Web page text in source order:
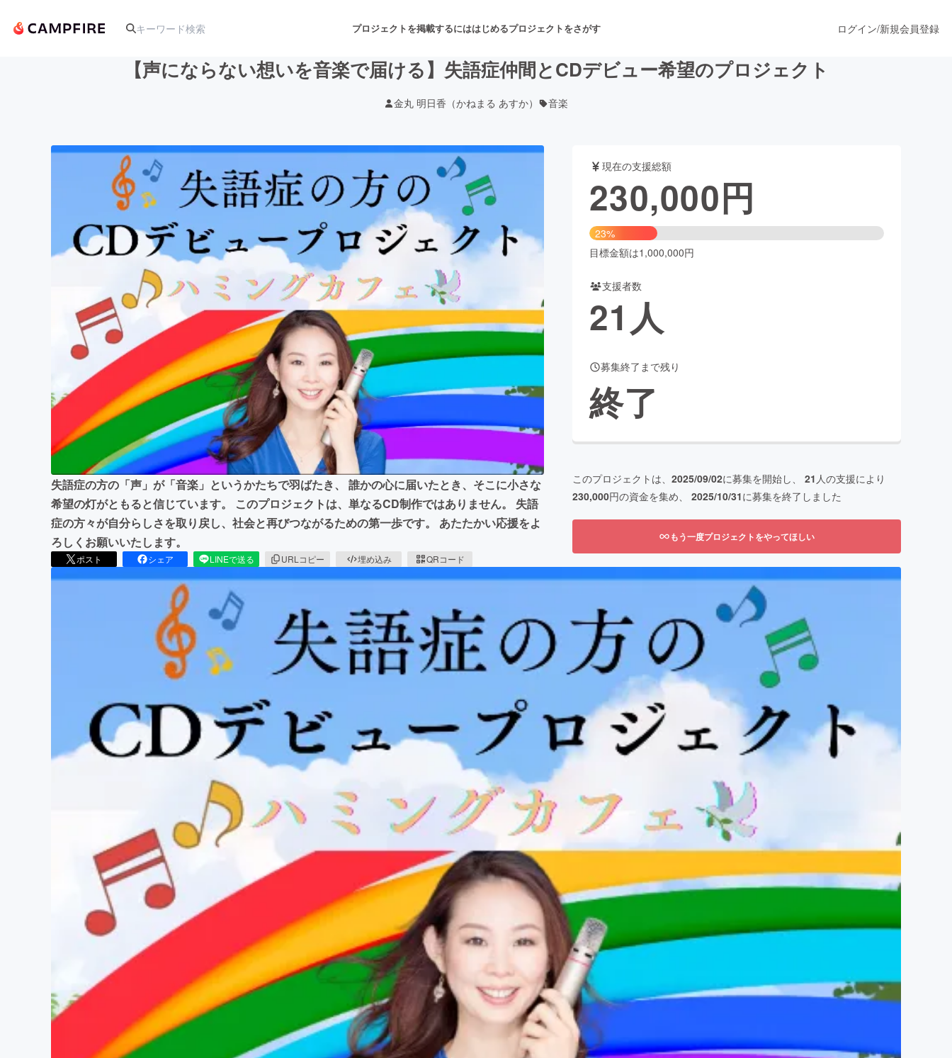
プロジェクトを掲載するにははじめるプロジェクトをさがす
アート・写真 音楽 舞台・パフォーマンス
テクノロジー・ガジェット ゲーム・サービス開発 フード・飲食店 ファッション
映像・映画 書籍・雑誌出版 アニメ・漫画
ビジネス・起業 チャレンジ ビューティー・ヘルスケア
まちづくり・地域活性化
CAMPFIRE for Social Good
CAMPFIREふるさと納税machi-yaコミュニティ
ログイン/新規会員登録
【声にならない想いを音楽で届ける】失語症仲間とCDデビュー希望のプロジェクト
金丸 明日香（かねまる あすか） 音楽
失語症の方の「声」が「音楽」というかたちで羽ばたき、 誰かの心に届いたとき、そこに小さな
希望の灯がともると信じています。 このプロジェクトは、単なるCD制作ではありません。 失語
症の方々が自分らしさを取り戻し、社会と再びつながるための第一歩です。 あたたかい応援をよ
ろしくお願いいたします。
ポスト シェア LINEで送る URLコピー 埋め込み QRコード
現在の支援総額
230,000円
23%
目標金額は1,000,000円
支援者数
21 人
募集終了まで残り
終了
このプロジェクトは、 2025/09/02に募集を開始し、 21 人の支援により
230,000円の資金を集め、 2025/10/31に募集を終了しました
もう一度プロジェクトをやってほしい